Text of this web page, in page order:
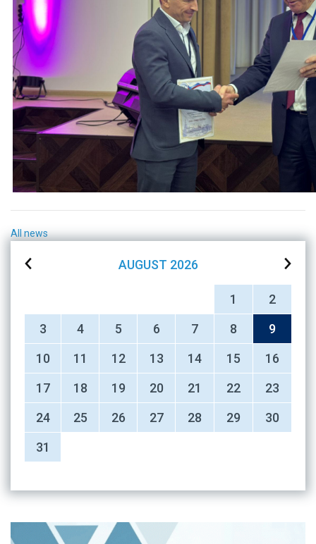
All news
AUGUST 2026
1
2
3
4 5 6 7 8
9
10
11 12 13 14 15
16
17
18 19 20 21 22
23
24
25 26 27 28 29
30
31